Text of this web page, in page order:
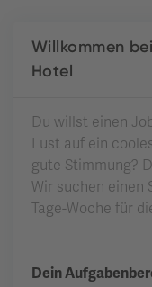
Willkommen
Hotel
Du willst einen
Lust auf ein
gute Stimmung?
Wir suchen einen
Tage-Woche für
Dein